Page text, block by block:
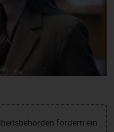
fordern ein